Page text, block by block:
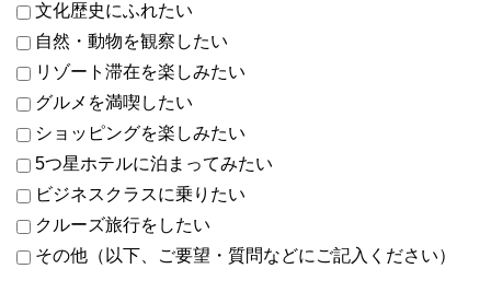
文化歴史にふれたい
自然・動物を観察したい
リゾート滞在を楽しみたい
グルメを満喫したい
ショッピングを楽しみたい
5つ星ホテルに泊まってみたい
ビジネスクラスに乗りたい
クルーズ旅行をしたい
その他（以下、ご要望・質問などにご記入ください）